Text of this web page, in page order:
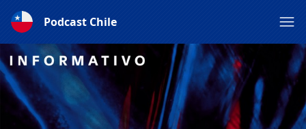
Podcast Chile